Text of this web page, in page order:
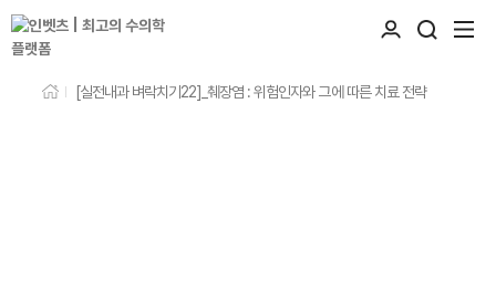
[실전내과 벼락치기22]_췌장염 : 위험인자와 그에 따른 치료 전략